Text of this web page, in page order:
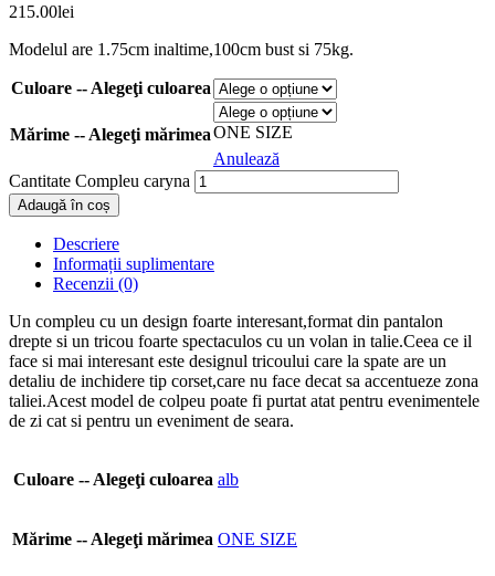
215.00lei
Modelul are 1.75cm inaltime,100cm bust si 75kg.
Culoare -- Alegeţi culoarea
Mărime -- Alegeţi mărimeaONE SIZE
Anulează
Cantitate Compleu caryna
Adaugă în coș
Descriere
Informații suplimentare
Recenzii (0)
Un compleu cu un design foarte interesant,format din pantalon
drepte si un tricou foarte spectaculos cu un volan in talie.Ceea ce il
face si mai interesant este designul tricoului care la spate are un
detaliu de inchidere tip corset,care nu face decat sa accentueze zona
taliei.Acest model de colpeu poate fi purtat atat pentru evenimentele
de zi cat si pentru un eveniment de seara.
Culoare -- Alegeţi culoarea alb
Mărime -- Alegeţi mărimea ONE SIZE